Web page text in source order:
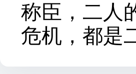
称臣，二人
危机，都是